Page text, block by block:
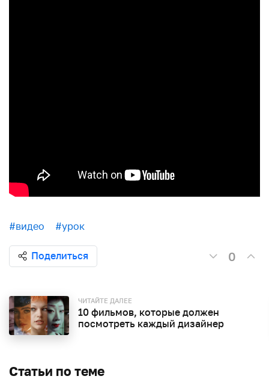
#видео #урок
Поделиться 0
ЧИТАЙТЕ ДАЛЕЕ
10 фильмов, которые должен
посмотреть каждый дизайнер
Статьи по теме